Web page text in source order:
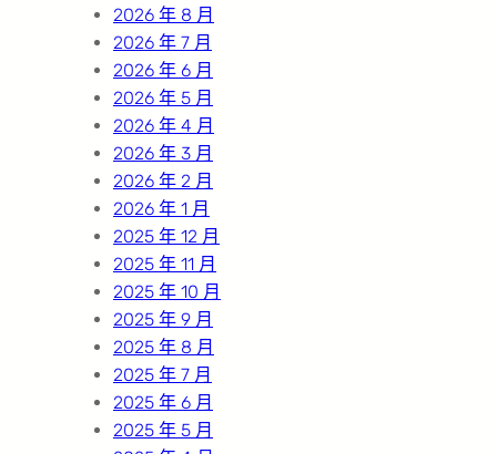
2026 年 8 月
2026 年 7 月
2026 年 6 月
2026 年 5 月
2026 年 4 月
2026 年 3 月
2026 年 2 月
2026 年 1 月
2025 年 12 月
2025 年 11 月
2025 年 10 月
2025 年 9 月
2025 年 8 月
2025 年 7 月
2025 年 6 月
2025 年 5 月